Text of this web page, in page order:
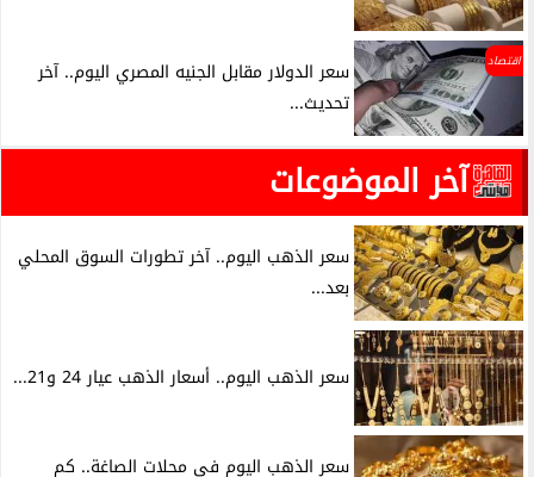
اقتصاد
سعر الدولار مقابل الجنيه المصري اليوم.. آخر
تحديث...
آخر الموضوعات
سعر الذهب اليوم.. آخر تطورات السوق المحلي
بعد...
سعر الذهب اليوم.. أسعار الذهب عيار 24 و21...
سعر الذهب اليوم في محلات الصاغة.. كم